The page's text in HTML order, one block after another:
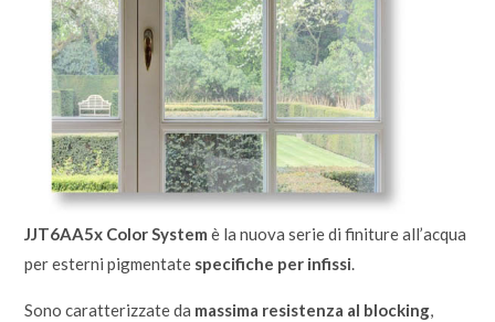
JJT6AA5x Color System è la nuova serie di finiture all’acqua
per esterni pigmentate specifiche per infissi.
Sono caratterizzate da massima resistenza al blocking,